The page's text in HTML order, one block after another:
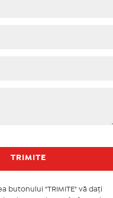
butonului "TRIMITE" vă daţi